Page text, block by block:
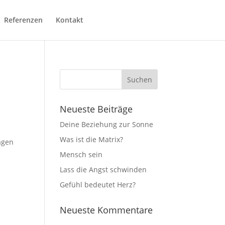
Referenzen Kontakt
Neueste Beiträge
Deine Beziehung zur Sonne
Was ist die Matrix?
Mensch sein
Lass die Angst schwinden
Gefühl bedeutet Herz?
Neueste Kommentare